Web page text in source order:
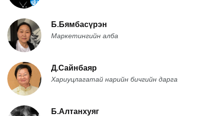
Б.Бямбасүрэн
Маркетингийн алба
Д.Сайнбаяр
Хариуцлагатай нарийн бичгийн дарга
Б.Алтанхуяг